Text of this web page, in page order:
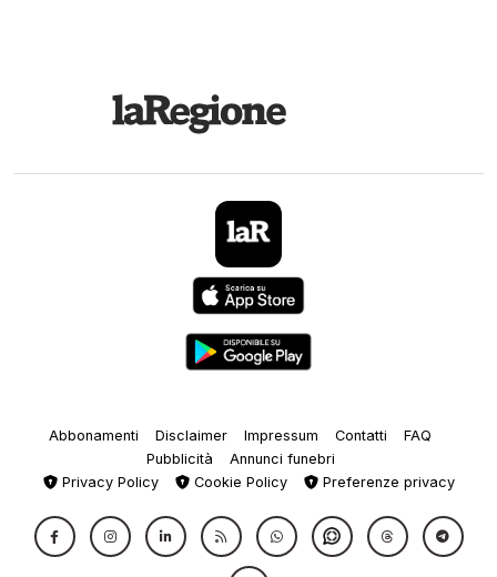
Abbonamenti Disclaimer Impressum Contatti
FAQ
Pubblicità
Annunci funebri
Privacy Policy
Cookie Policy Preferenze privacy